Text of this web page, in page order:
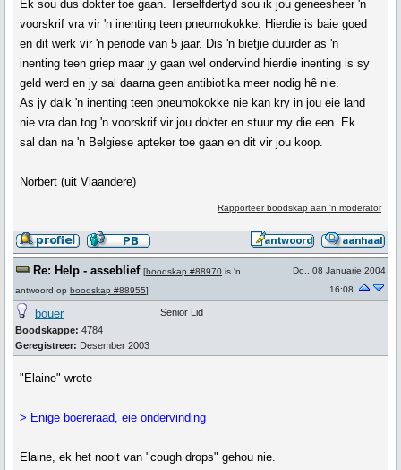
Ek sou dus dokter toe gaan. Terselfdertyd sou ik jou geneesheer 'n
voorskrif vra vir 'n inenting teen pneumokokke. Hierdie is baie goed
en dit werk vir 'n periode van 5 jaar. Dis 'n bietjie duurder as 'n
inenting teen griep maar jy gaan wel ondervind hierdie inenting is sy
geld werd en jy sal daarna geen antibiotika meer nodig hê nie.
As jy dalk 'n inenting teen pneumokokke nie kan kry in jou eie land
nie vra dan tog 'n voorskrif vir jou dokter en stuur my die een. Ek
sal dan na 'n Belgiese apteker toe gaan en dit vir jou koop.
Norbert (uit Vlaandere)
Rapporteer boodskap aan 'n moderator
Re: Help - asseblief [boodskap #88970 is 'n
antwoord op boodskap #88955]
Do., 08 Januarie 2004
16:08
bouer
Boodskappe: 4784
Geregistreer: Desember 2003
Senior Lid
"Elaine" wrote
> Enige boereraad, eie ondervinding
Elaine, ek het nooit van "cough drops" gehou nie.